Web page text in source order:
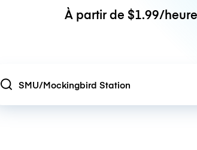
À partir de $1.99/
Location